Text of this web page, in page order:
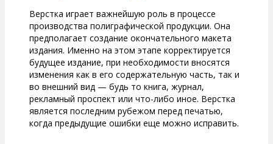
Верстка играет важнейшую роль в процессе
производства полиграфической продукции. Она
предполагает создание окончательного макета
издания. Именно на этом этапе корректируется
будущее издание, при необходимости вносятся
изменения как в его содержательную часть, так и
во внешний вид — будь то книга, журнал,
рекламный проспект или что-либо иное. Верстка
является последним рубежом перед печатью,
когда предыдущие ошибки еще можно исправить.